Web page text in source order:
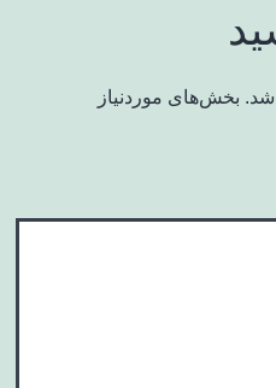
شد. بخش‌های موردنیاز